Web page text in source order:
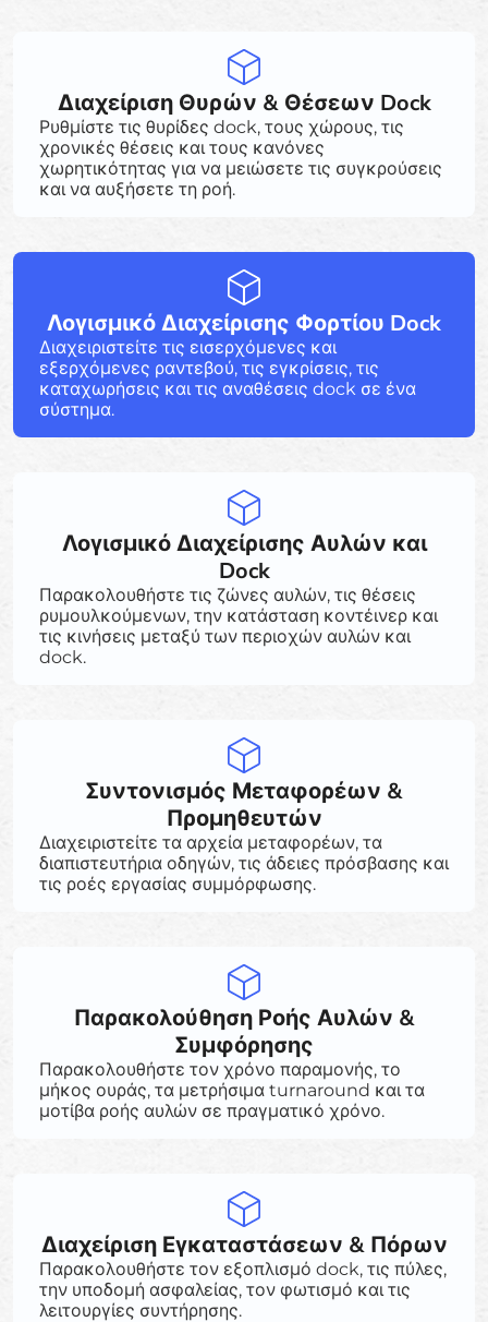
Διαχείριση Θυρών & Θέσεων Dock
Ρυθμίστε τις θυρίδες dock, τους χώρους, τις
χρονικές θέσεις και τους κανόνες
χωρητικότητας για να μειώσετε τις συγκρούσεις
και να αυξήσετε τη ροή.
Λογισμικό Διαχείρισης Φορτίου Dock
Διαχειριστείτε τις εισερχόμενες και
εξερχόμενες ραντεβού, τις εγκρίσεις, τις
καταχωρήσεις και τις αναθέσεις dock σε ένα
σύστημα.
Λογισμικό Διαχείρισης Αυλών και
Dock
Παρακολουθήστε τις ζώνες αυλών, τις θέσεις
ρυμουλκούμενων, την κατάσταση κοντέινερ και
τις κινήσεις μεταξύ των περιοχών αυλών και
dock.
Συντονισμός Μεταφορέων &
Προμηθευτών
Διαχειριστείτε τα αρχεία μεταφορέων, τα
διαπιστευτήρια οδηγών, τις άδειες πρόσβασης και
τις ροές εργασίας συμμόρφωσης.
Παρακολούθηση Ροής Αυλών &
Συμφόρησης
Παρακολουθήστε τον χρόνο παραμονής, το
μήκος ουράς, τα μετρήσιμα turnaround και τα
μοτίβα ροής αυλών σε πραγματικό χρόνο.
Διαχείριση Εγκαταστάσεων & Πόρων
Παρακολουθήστε τον εξοπλισμό dock, τις πύλες,
την υποδομή ασφαλείας, τον φωτισμό και τις
λειτουργίες συντήρησης.